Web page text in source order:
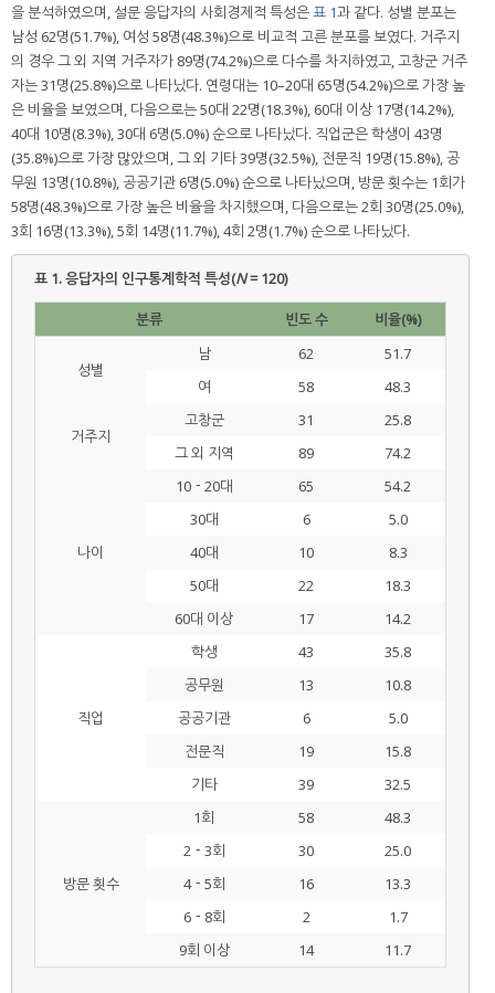
을 분석하였으며, 설문 응답자의 사회경제적 특성은표 1과 같다. 성별 분포는
남성 62명(51.7%), 여성 58명(48.3%)으로 비교적 고른 분포를 보였다. 거주지
의 경우 그 외 지역 거주자가 89명(74.2%)으로 다수를 차지하였고, 고창군 거주
자는 31명(25.8%)으로 나타났다. 연령대는 10–20대 65명(54.2%)으로 가장 높
은 비율을 보였으며, 다음으로는 50대 22명(18.3%), 60대 이상 17명(14.2%),
40대 10명(8.3%), 30대 6명(5.0%) 순으로 나타났다. 직업군은 학생이 43명
(35.8%)으로 가장 많았으며, 그 외 기타 39명(32.5%), 전문직 19명(15.8%), 공
무원 13명(10.8%), 공공기관 6명(5.0%) 순으로 나타났으며, 방문 횟수는 1회가
58명(48.3%)으로 가장 높은 비율을 차지했으며, 다음으로는 2회 30명(25.0%),
3회 16명(13.3%), 5회 14명(11.7%), 4회 2명(1.7%) 순으로 나타났다.
표 1.응답자의 인구통계학적 특성(N= 120)
분류 빈도 수 비율(%)
성별
남 62
51.7
여
58 48.3
거주지
고창군 31
25.8
그 외 지역
89 74.2
나이
10－20대 65
54.2
30대
6
5.0
40대
10
8.3
50대
22
18.3
60대 이상
17 14.2
직업
학생 43
35.8
공무원
13
10.8
공공기관
6
5.0
전문직
19
15.8
기타
39 32.5
방문 횟수
1회 58
48.3
2－3회
30
25.0
4－5회
16
13.3
6－8회
2
1.7
9회 이상
14 11.7